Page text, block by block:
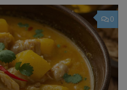
0